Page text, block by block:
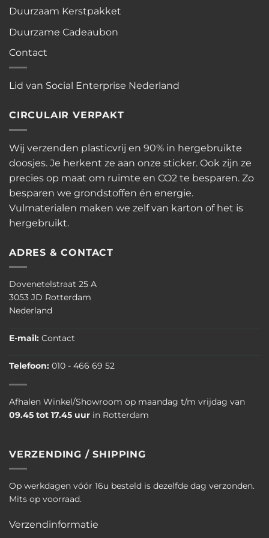
Duurzaam Kerstpakket
Duurzame Cadeaubon
Contact
Lid van Social Enterprise Nederland
CIRCULAIR VERPAKT
Wij verzenden plasticvrij en 90% in hergebruikte
doosjes. Je herkent ze aan onze sticker. Ook zijn ze
precies op maat om ruimte en CO2 te besparen. Zo
besparen we grondstoffen én energie.
Vulmaterialen maken we zelf van karton of het is
hergebruikt.
ADRES & CONTACT
Dovenetelstraat 25 A
3053 JD Rotterdam
Nederland
E-mail: Contact
Telefoon: 010 - 466 69 52
Afhalen Winkel/Showroom op maandag t/m vrijdag van
09.45 tot 17.45 uur in Rotterdam
VERZENDING / SHIPPING
Op werkdagen vóór 16u besteld is dezelfde dag verzonden.
Mits op voorraad.
Verzendinformatie